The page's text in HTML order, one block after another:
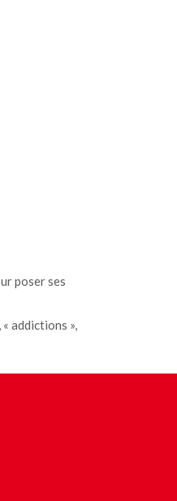
poser ses
addictions »,